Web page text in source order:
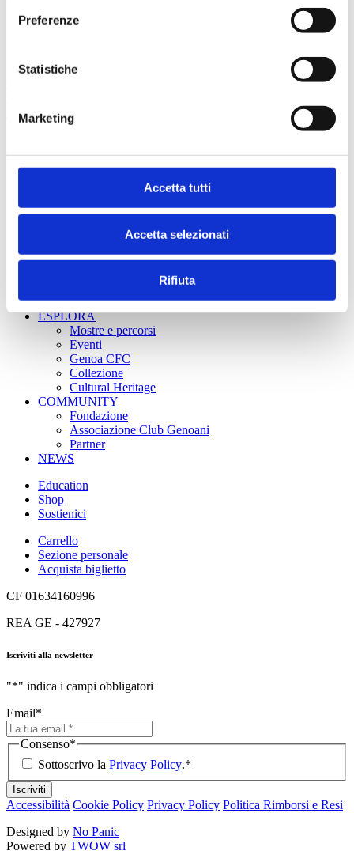
Preferenze
Statistiche
Marketing
Accetta tutti
Accetta selezionati
Rifiuta
rossoblù. Gli undici ai suoi ordini vanno a sfidare i padroni di casa
per una partita che non si vedeva da anni, e che vanta numerosi
Fondazione Genoa 1893 ETS
+39 3402800268
VISITA
ESPLORA
Mostre e percorsi
Eventi
Genoa CFC
Collezione
Cultural Heritage
COMMUNITY
Fondazione
Associazione Club Genoani
Partner
NEWS
Education
Shop
Sostienici
Carrello
Sezione personale
Acquista biglietto
CF 01634160996
REA GE - 427927
Iscriviti alla newsletter
"*" indica i campi obbligatori
Email*
Consenso*
Sottoscrivo la Privacy Policy.*
Iscriviti
Accessibilità Cookie Policy Privacy Policy Politica Rimborsi e Resi
Designed by No Panic
Powered by TWOW srl